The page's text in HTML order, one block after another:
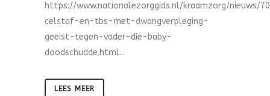
https://www.nationalezorggids.nl/kraamzorg/nieuws/
celstaf-en-tbs-met-dwangverpleging-
geeist-tegen-vader-die-baby-
doodschudde.html...
LEES MEER